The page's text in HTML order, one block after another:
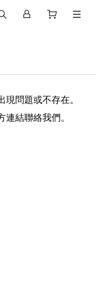
問題或不存在。
結聯絡我們。